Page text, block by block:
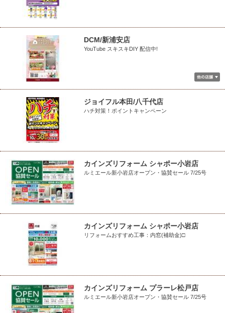
DCM/新浦安店
YouTube スキスキDIY 配信中!
ジョイフル本田/八千代店
ハチ対策！ポイントキャンペーン
カインズリフォーム シャポー小岩店
ルミエール新小岩店オープン・協賛セール 7/25号
カインズリフォーム シャポー小岩店
リフォームおすすめ工事：内窓(補助金)□
カインズリフォーム プラーレ松戸店
ルミエール新小岩店オープン・協賛セール 7/25号